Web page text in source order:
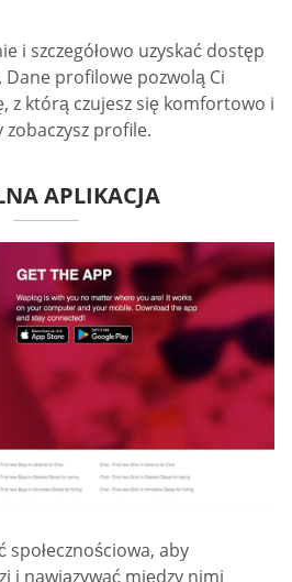
i szczegółowo uzyskać dostęp
profilowe pozwolą Ci
z którą czujesz się komfortowo i
zobaczysz profile.
APLIKACJA
społecznościowa, aby
i nawiązywać między nimi